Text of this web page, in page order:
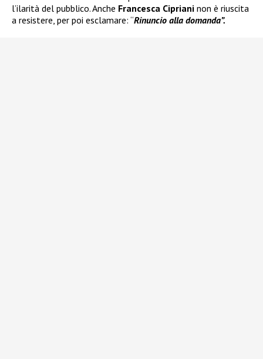
l’ilarità del pubblico. Anche Francesca Cipriani non è riuscita
a resistere, per poi esclamare: “Rinuncio alla domanda”.